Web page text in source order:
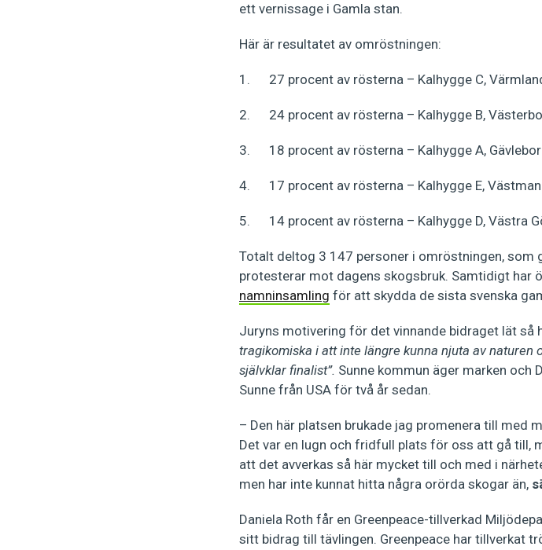
ett vernissage i Gamla stan.
Här är resultatet av omröstningen:
1. 27 procent av rösterna – Kalhygge C,
2. 24 procent av rösterna – Kalhygge B,
3. 18 procent av rösterna – Kalhygge A,
4. 17 procent av rösterna – Kalhygge E,
5. 14 procent av rösterna – Kalhygge D, Västra
Totalt deltog 3 147 personer i omröstningen, som
protesterar mot dagens skogsbruk. Samtidigt har
namninsamling för att skydda de sista svenska
Juryns motivering för det vinnande bidraget lät så
tragikomiska i att inte längre kunna njuta av naturen
självklar finalist”. Sunne kommun äger marken och
Sunne från USA för två år sedan.
– Den här platsen brukade jag promenera till med
Det var en lugn och fridfull plats för oss att gå till,
att det avverkas så här mycket till och med i
men har inte kunnat hitta några orörda skogar än,
Daniela Roth får en Greenpeace-tillverkad
sitt bidrag till tävlingen. Greenpeace har tillverkat